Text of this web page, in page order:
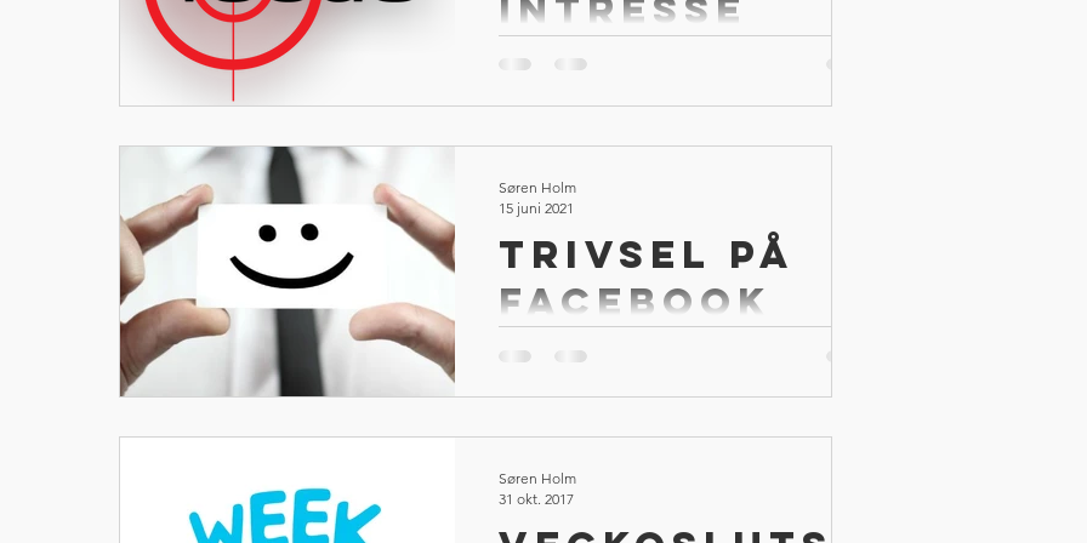
intresse
till Flow
Följ intresset för att fokusera och hamna i
Trivsel på
Facebook
Facebook har gjort en intern undersökning,
kom fram...
Søren Holm
15 juni 2021
Søren Holm
31 okt. 2017